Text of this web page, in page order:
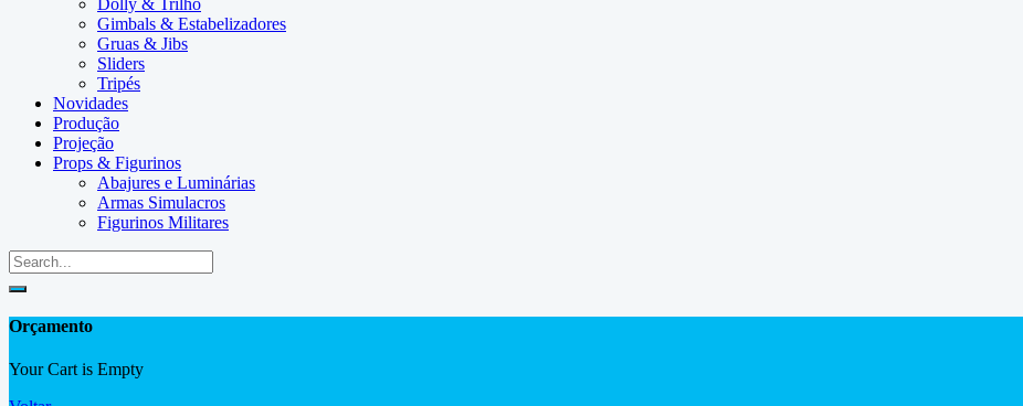
Gimbals & Estabelizadores
Gruas & Jibs
Sliders
Tripés
Novidades
Produção
Projeção
Props & Figurinos
Abajures e Luminárias
Armas Simulacros
Figurinos Militares
Orçamento
Your Cart is Empty